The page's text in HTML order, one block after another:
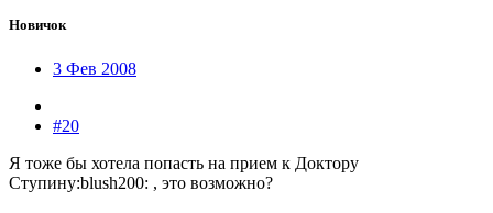
Новичок
3 Фев 2008
#20
Я тоже бы хотела попасть на прием к Доктору
Ступину:blush200: , это возможно?